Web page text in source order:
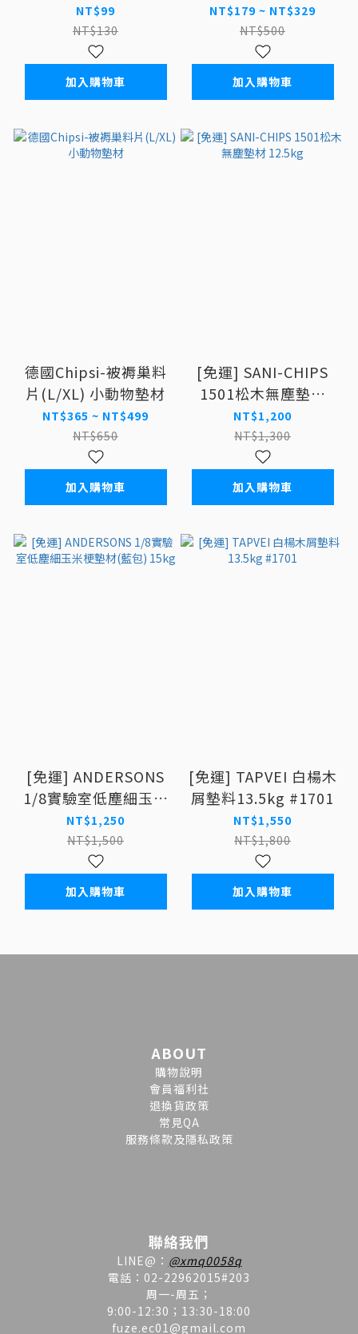
NT$99
NT$130
加入購物車
NT$179 ~ NT$329
NT$500
加入購物車
德國Chipsi-被褥巢料
片(L/XL) 小動物墊材
NT$365 ~ NT$499
NT$650
加入購物車
[免運] SANI-CHIPS
1501松木無塵墊材
12.5kg
NT$1,200
NT$1,300
加入購物車
[免運] ANDERSONS
1/8實驗室低塵細玉米
梗墊材(藍包) 15kg
NT$1,250
NT$1,500
加入購物車
[免運] TAPVEI 白楊木
屑墊料13.5kg #1701
NT$1,550
NT$1,800
加入購物車
ABOUT
購物說明
會員福利社
退換貨政策
常見QA
服務條款及隱私政策
聯絡我們
LINE@ ： @xmq0058q
電話：02-22962015#203
周一-周五；
9:00-12:30；13:30-18:00
fuze.ec01@gmail.com